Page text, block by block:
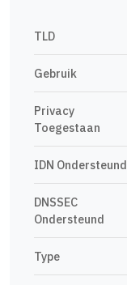
TLD
Gebruik
Privacy
Toegestaan
IDN Ondersteund
DNSSEC
Ondersteund
Type